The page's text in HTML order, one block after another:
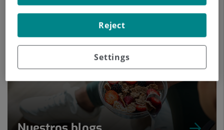
Settings
Reject